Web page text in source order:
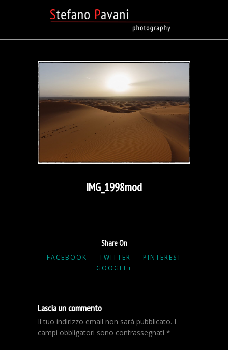
IMG_1998mod
Share On
FACEBOOK TWITTER
PINTEREST
GOOGLE+
Lascia un commento
Il tuo indirizzo email non sarà pubblicato. I
campi obbligatori sono contrassegnati *